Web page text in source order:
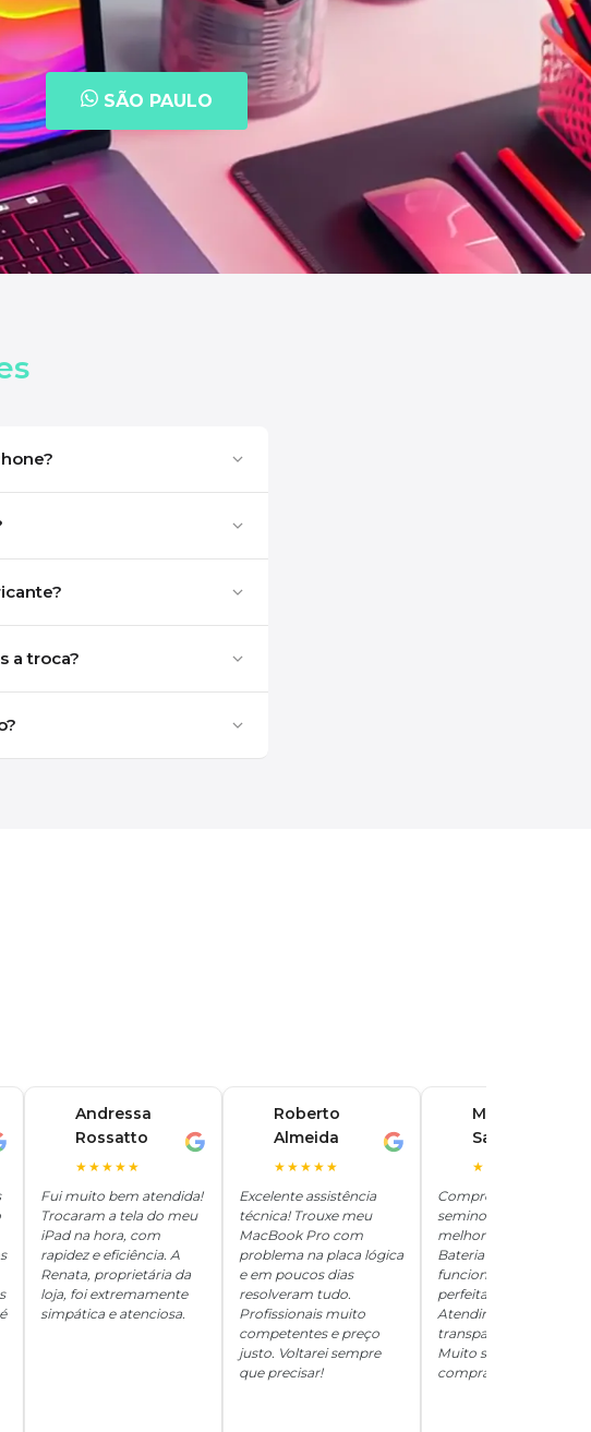
SÃO PAULO
a troca?
Andressa
Rossatto
★★★★★
Fui muito bem atendida!
Trocaram a tela do meu
iPad na hora, com
rapidez e eficiência. A
Renata, proprietária da
loja, foi extremamente
simpática e atenciosa.
Roberto
Almeida
★★★★★
Excelente assistência
técnica! Trouxe meu
MacBook Pro com
problema na placa lógica
e em poucos dias
resolveram tudo.
Profissionais muito
competentes e preço
justo. Voltarei sempre
que precisar!
Marina
Santos
★★★★★
Comprei um iPhone
seminovo aqui e ficou
melhor que novo.
Bateria 100%, tudo
funcionando
perfeitamente.
Atendimento
transparente e
Muito satisfeita com a
compra!